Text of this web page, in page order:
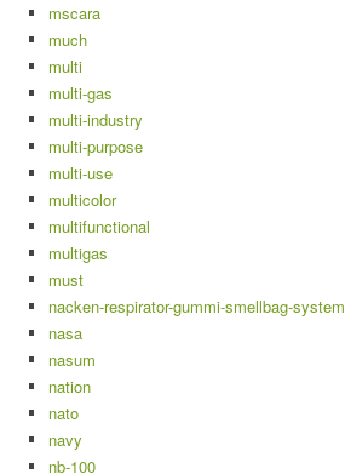
mscara
much
multi
multi-gas
multi-industry
multi-purpose
multi-use
multicolor
multifunctional
multigas
must
nacken-respirator-gummi-smellbag-system
nasa
nasum
nation
nato
navy
nb-100